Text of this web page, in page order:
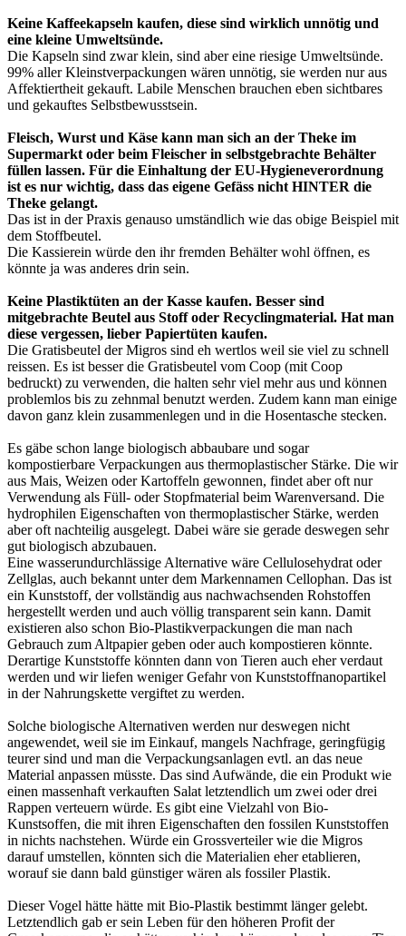
Keine Kaffeekapseln kaufen, diese sind wirklich unnötig und
eine kleine Umweltsünde.
Die Kapseln sind zwar klein, sind aber eine riesige Umweltsünde.
99% aller Kleinstverpackungen wären unnötig, sie werden nur aus
Affektiertheit gekauft. Labile Menschen brauchen eben sichtbares
und gekauftes Selbstbewusstsein.
Fleisch, Wurst und Käse kann man sich an der Theke im
Supermarkt oder beim Fleischer in selbstgebrachte Behälter
füllen lassen. Für die Einhaltung der EU-Hygieneverordnung
ist es nur wichtig, dass das eigene Gefäss nicht HINTER die
Theke gelangt.
Das ist in der Praxis genauso umständlich wie das obige Beispiel mit
dem Stoffbeutel.
Die Kassierein würde den ihr fremden Behälter wohl öffnen, es
könnte ja was anderes drin sein.
Keine Plastiktüten an der Kasse kaufen. Besser sind
mitgebrachte Beutel aus Stoff oder Recyclingmaterial. Hat man
diese vergessen, lieber Papiertüten kaufen.
Die Gratisbeutel der Migros sind eh wertlos weil sie viel zu schnell
reissen. Es ist besser die Gratisbeutel vom Coop (mit Coop
bedruckt) zu verwenden, die halten sehr viel mehr aus und können
problemlos bis zu zehnmal benutzt werden. Zudem kann man einige
davon ganz klein zusammenlegen und in die Hosentasche stecken.
Es gäbe schon lange biologisch abbaubare und sogar
kompostierbare Verpackungen aus thermoplastischer Stärke. Die wir
aus Mais, Weizen oder Kartoffeln gewonnen, findet aber oft nur
Verwendung als Füll- oder Stopfmaterial beim Warenversand. Die
hydrophilen Eigenschaften von thermoplastischer Stärke, werden
aber oft nachteilig ausgelegt. Dabei wäre sie gerade deswegen sehr
gut biologisch abzubauen.
Eine wasserundurchlässige Alternative wäre Cellulosehydrat oder
Zellglas, auch bekannt unter dem Markennamen Cellophan. Das ist
ein Kunststoff, der vollständig aus nachwachsenden Rohstoffen
hergestellt werden und auch völlig transparent sein kann. Damit
existieren also schon Bio-Plastikverpackungen die man nach
Gebrauch zum Altpapier geben oder auch kompostieren könnte.
Derartige Kunststoffe könnten dann von Tieren auch eher verdaut
werden und wir liefen weniger Gefahr von Kunststoffnanopartikel
in der Nahrungskette vergiftet zu werden.
Solche biologische Alternativen werden nur deswegen nicht
angewendet, weil sie im Einkauf, mangels Nachfrage, geringfügig
teurer sind und man die Verpackungsanlagen evtl. an das neue
Material anpassen müsste. Das sind Aufwände, die ein Produkt wie
einen massenhaft verkauften Salat letztendlich um zwei oder drei
Rappen verteuern würde. Es gibt eine Vielzahl von Bio-
Kunstsoffen, die mit ihren Eigenschaften den fossilen Kunststoffen
in nichts nachstehen. Würde ein Grossverteiler wie die Migros
darauf umstellen, könnten sich die Materialien eher etablieren,
worauf sie dann bald günstiger wären als fossiler Plastik.
Dieser Vogel hätte hätte mit Bio-Plastik bestimmt länger gelebt.
Letztendlich gab er sein Leben für den höheren Profit der